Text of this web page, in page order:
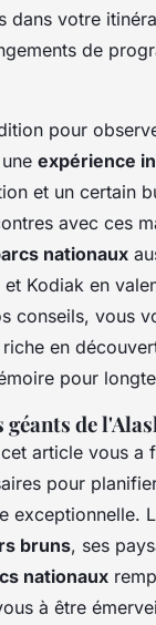
dans votre
de
pour
expérience
et un certain
avec ces
nationaux
Kodiak en
conseils, vous
en
pour
de
article vous a
pour
exceptionnelle.
bruns, ses
nationaux
à être